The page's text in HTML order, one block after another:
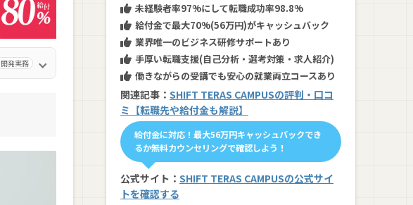
開発実務
未経験者率97%にして転職成功率98.8%
給付金で最大70%(56万円)がキャッシュバック
業界唯一のビジネス研修サポートあり
手厚い転職支援(自己分析・選考対策・求人紹介)
働きながらの受講でも安心の就業両立コースあり
関連記事： SHIFT TERAS CAMPUSの評判・口コ
ミ【転職先や給付金も解説】
給付金に対応！最大56万円キャッシュバックでき
るか無料カウンセリングで確認しよう！
公式サイト： SHIFT TERAS CAMPUSの公式サイ
トを確認する